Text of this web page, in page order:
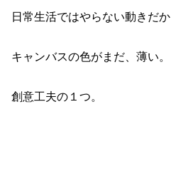
日常生活ではやらない動きだ
キャンバスの色がまだ、薄い。
創意工夫の１つ。